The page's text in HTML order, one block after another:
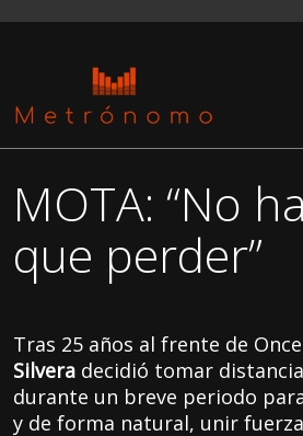
MOTA: “No
que perder”
Tras 25 años al frente de
Silvera decidió tomar
durante un breve periodo
y de forma natural, unir